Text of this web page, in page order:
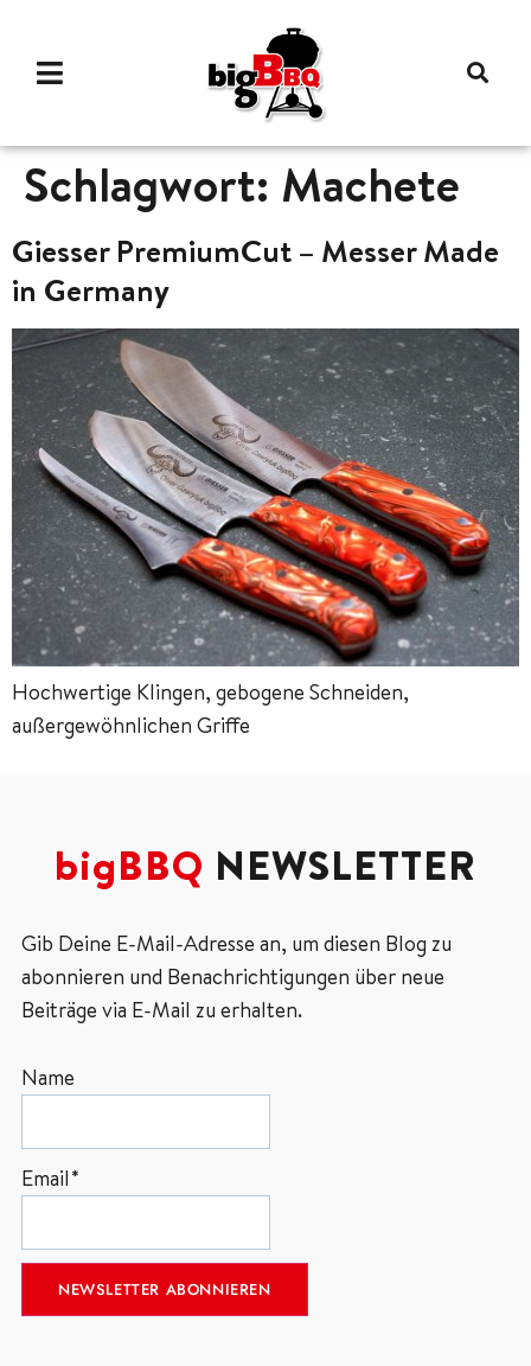
Schlagwort: Machete
Giesser PremiumCut – Messer Made
in Germany
Hochwertige Klingen, gebogene Schneiden,
außergewöhnlichen Griffe
bigBBQ NEWSLETTER
Gib Deine E-Mail-Adresse an, um diesen Blog zu
abonnieren und Benachrichtigungen über neue
Beiträge via E-Mail zu erhalten.
Name
Email*